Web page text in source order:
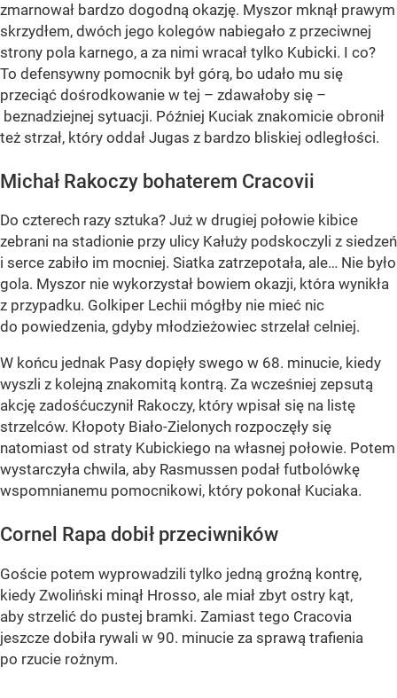
zmarnował bardzo dogodną okazję. Myszor mknął prawym
skrzydłem, dwóch jego kolegów nabiegało z przeciwnej
strony pola karnego, a za nimi wracał tylko Kubicki. I co?
To defensywny pomocnik był górą, bo udało mu się
przeciąć dośrodkowanie w tej – zdawałoby się –
beznadziejnej sytuacji. Później Kuciak znakomicie obronił
też strzał, który oddał Jugas z bardzo bliskiej odległości.
Michał Rakoczy bohaterem Cracovii
Do czterech razy sztuka? Już w drugiej połowie kibice
zebrani na stadionie przy ulicy Kałuży podskoczyli z siedzeń
i serce zabiło im mocniej. Siatka zatrzepotała, ale… Nie było
gola. Myszor nie wykorzystał bowiem okazji, która wynikła
z przypadku. Golkiper Lechii mógłby nie mieć nic
do powiedzenia, gdyby młodzieżowiec strzelał celniej.
W końcu jednak Pasy dopięły swego w 68. minucie, kiedy
wyszli z kolejną znakomitą kontrą. Za wcześniej zepsutą
akcję zadośćuczynił Rakoczy, który wpisał się na listę
strzelców. Kłopoty Biało-Zielonych rozpoczęły się
natomiast od straty Kubickiego na własnej połowie. Potem
wystarczyła chwila, aby Rasmussen podał futbolówkę
wspomnianemu pomocnikowi, który pokonał Kuciaka.
Cornel Rapa dobił przeciwników
Goście potem wyprowadzili tylko jedną groźną kontrę,
kiedy Zwoliński minął Hrosso, ale miał zbyt ostry kąt,
aby strzelić do pustej bramki. Zamiast tego Cracovia
jeszcze dobiła rywali w 90. minucie za sprawą trafienia
po rzucie rożnym.